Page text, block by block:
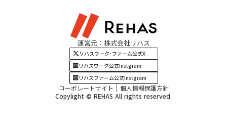
四国・九州エリア運営元：株式会社リハス
リハスワーク･ファーム公式X
リハスワーク公式Instgram
リハスファーム公式Instgram
コーポレートサイト
個人情報保護方針
Copylight © REHAS All rights reserved.